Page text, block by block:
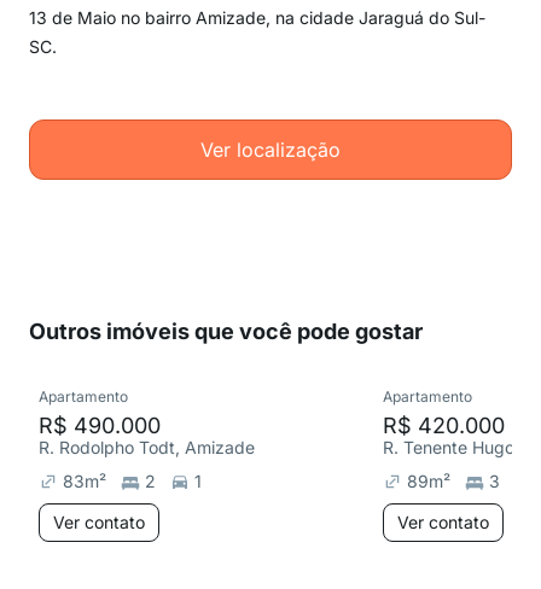
13 de Maio no bairro Amizade, na cidade Jaraguá do Sul-
SC.
Ver localização
Outros imóveis que você pode gostar
Apartamento
R$ 490.000
R. Rodolpho Todt, Amizade
83m² 2
1
Ver contato
Apartamento
R$ 420.000
89m² 3
Ver contato